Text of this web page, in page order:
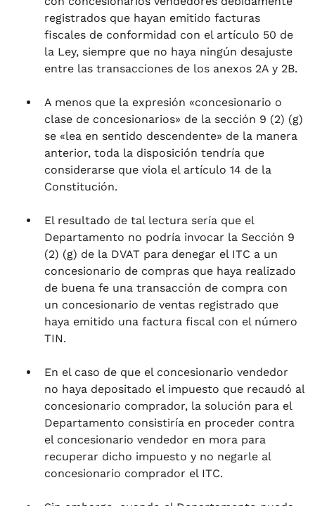
registrados que hayan emitido facturas
fiscales de conformidad con el artículo 50 de
la Ley, siempre que no haya ningún desajuste
entre las transacciones de los anexos 2A y 2B.
A menos que la expresión «concesionario o
clase de concesionarios» de la sección 9 (2) (g)
se «lea en sentido descendente» de la manera
anterior, toda la disposición tendría que
considerarse que viola el artículo 14 de la
Constitución.
El resultado de tal lectura sería que el
Departamento no podría invocar la Sección 9
(2) (g) de la DVAT para denegar el ITC a un
concesionario de compras que haya realizado
de buena fe una transacción de compra con
un concesionario de ventas registrado que
haya emitido una factura fiscal con el número
TIN.
En el caso de que el concesionario vendedor
no haya depositado el impuesto que recaudó al
concesionario comprador, la solución para el
Departamento consistiría en proceder contra
el concesionario vendedor en mora para
recuperar dicho impuesto y no negarle al
concesionario comprador el ITC.